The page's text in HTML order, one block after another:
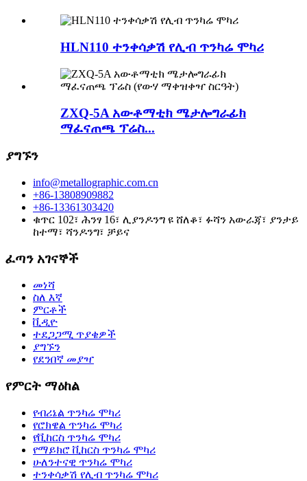
HLN110 ተንቀሳቃሽ የሊብ ጥንካሬ ሞካሪ
ZXQ-5A አውቶማቲክ ሜታሎግራፊክ
ማፈናጠጫ ፕሬስ...
ያግኙን
info@metallographic.com.cn
+86-13808909882
+86-13361303420
ቁጥር 102፣ ሕንፃ 16፣ ሊያንዶንግ ዩ ሸለቆ፣ ፉሻን አውራጃ፣ ያንታይ
ከተማ፣ ሻንዶንግ፣ ቻይና
ፈጣን አገናኞች
መነሻ
ስለ እኛ
ምርቶች
ቪዲዮ
ተደጋጋሚ ጥያቄዎች
ያግኙን
የደንበኛ መያዣ
የምርት ማዕከል
የብሪኔል ጥንካሬ ሞካሪ
የሮክዌል ጥንካሬ ሞካሪ
የቪከርስ ጥንካሬ ሞካሪ
የማይክሮ ቪከርስ ጥንካሬ ሞካሪ
ሁለንተናዊ ጥንካሬ ሞካሪ
ተንቀሳቃሽ የሊብ ጥንካሬ ሞካሪ